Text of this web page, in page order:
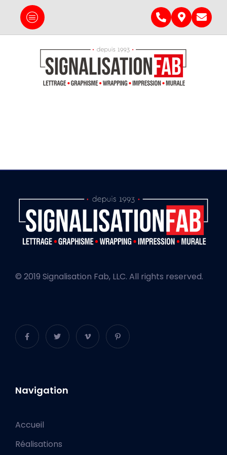
© 2019 Signalisation Fab, LLC. All rights reserved.
Navigation
Accueil
Réalisations